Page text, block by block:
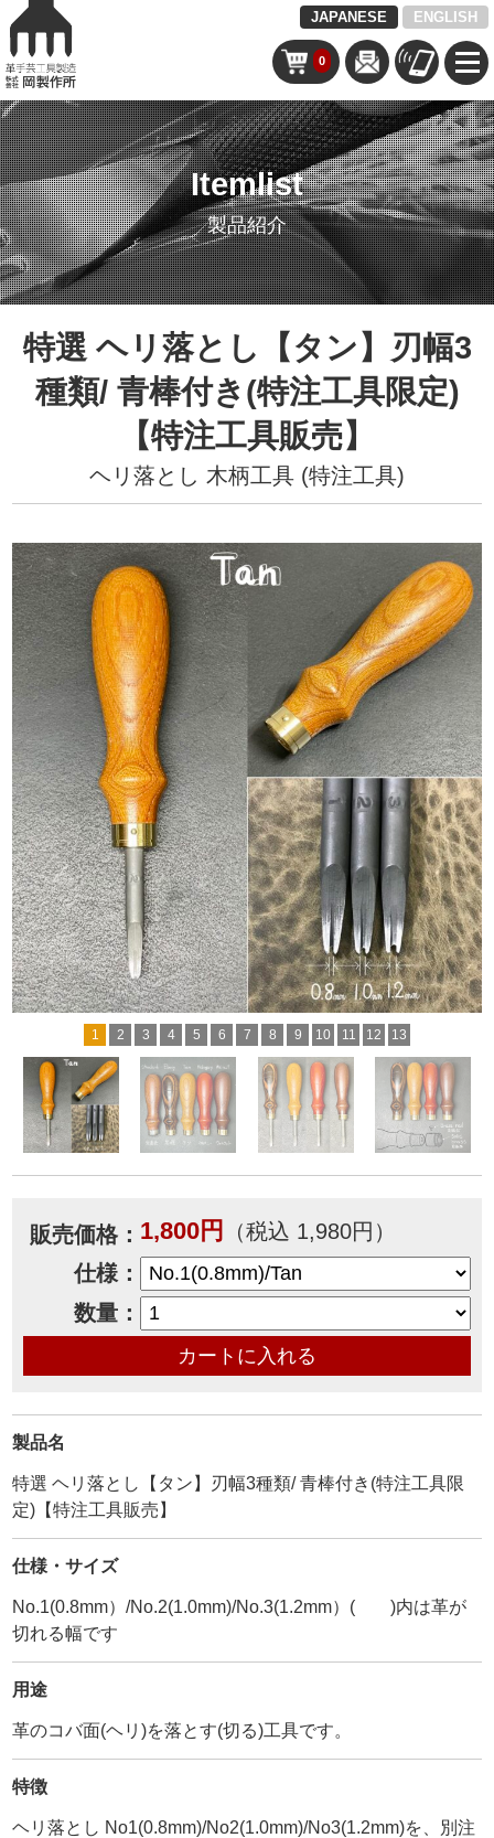
JAPANESE ENGLISH
0
Itemlist
製品紹介
特選 ヘリ落とし【タン】刃幅3
種類/ 青棒付き(特注工具限定)
【特注工具販売】
ヘリ落とし 木柄工具 (特注工具)
1 2 3 4 5 6 7 8 9 10 11 12 13
販売価格： 1,800円
（税込 1,980円）
仕様：
数量：
製品名
特選 ヘリ落とし【タン】刃幅3種類/ 青棒付き(特注工具限
定)【特注工具販売】
仕様・サイズ
No.1(0.8mm）/No.2(1.0mm)/No.3(1.2mm）( )内は革が
切れる幅です
用途
革のコバ面(ヘリ)を落とす(切る)工具です。
特徴
ヘリ落とし No1(0.8mm)/No2(1.0mm)/No3(1.2mm)を、別注